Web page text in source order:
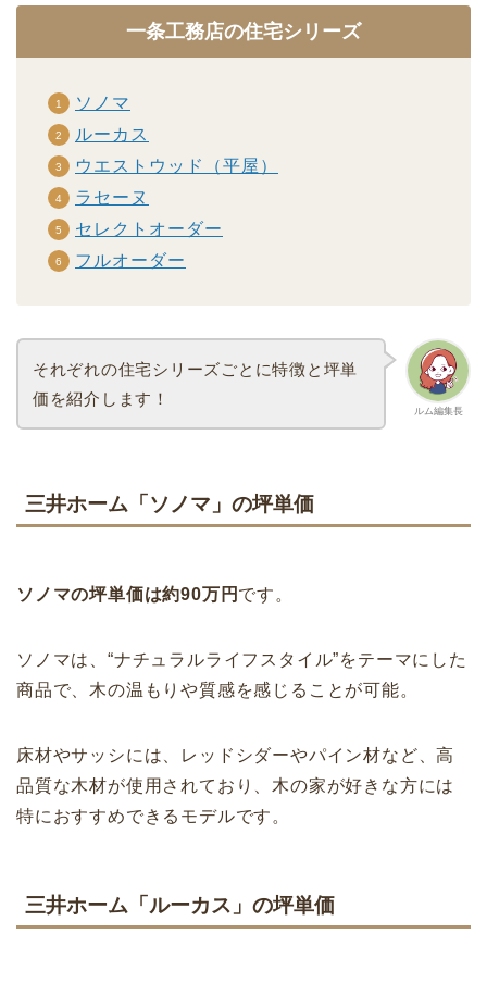
一条工務店の住宅シリーズ
ソノマ
ルーカス
ウエストウッド（平屋）
ラセーヌ
セレクトオーダー
フルオーダー
ルム編集長
それぞれの住宅シリーズごとに特徴と坪単
価を紹介します！
三井ホーム「ソノマ」の坪単価
ソノマの坪単価は約90万円 です。
ソノマは、“ナチュラルライフスタイル”をテーマにした
商品で、木の温もりや質感を感じることが可能。
床材やサッシには、レッドシダーやパイン材など、高
品質な木材が使用されており、木の家が好きな方には
特におすすめできるモデルです。
三井ホーム「ルーカス」の坪単価